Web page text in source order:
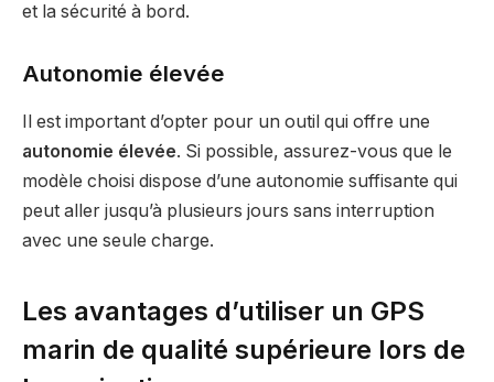
et la sécurité à bord.
Autonomie élevée
Il est important d’opter pour un outil qui offre une
autonomie élevée. Si possible, assurez-vous que le
modèle choisi dispose d’une autonomie suffisante qui
peut aller jusqu’à plusieurs jours sans interruption
avec une seule charge.
Les avantages d’utiliser un GPS
marin de qualité supérieure lors de